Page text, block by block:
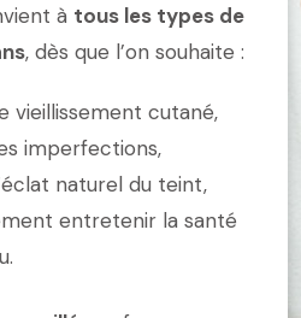
à tous les types de
, dès que l’on souhaite :
vieillissement cutané,
imperfections,
naturel du teint,
entretenir la santé